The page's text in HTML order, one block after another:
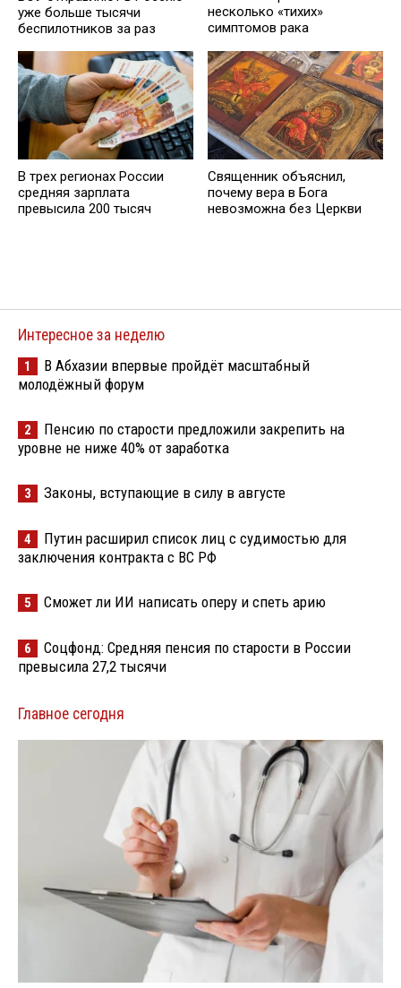
уже больше тысячи
беспилотников за раз
несколько «тихих»
симптомов рака
В трех регионах России
средняя зарплата
превысила 200 тысяч
Священник объяснил,
почему вера в Бога
невозможна без Церкви
Интересное за неделю
1
В Абхазии впервые пройдёт масштабный
молодёжный форум
2
Пенсию по старости предложили закрепить на
уровне не ниже 40% от заработка
3 Законы, вступающие в силу в августе
4
Путин расширил список лиц с судимостью для
заключения контракта с ВС РФ
5 Сможет ли ИИ написать оперу и спеть арию
6
Соцфонд: Средняя пенсия по старости в России
превысила 27,2 тысячи
Главное сегодня